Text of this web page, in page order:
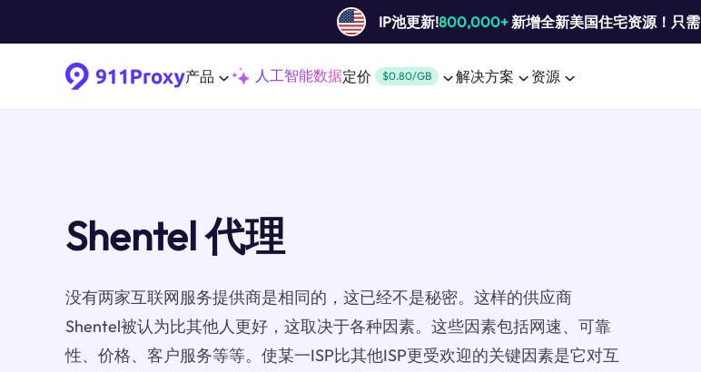
IP池更新!800,000+新增全新美国住宅资源！只需
产品 人工智能数据定价 $0.80/GB 解决方案 资源
Shentel 代理
没有两家互联网服务提供商是相同的，这已经不是秘密。这样的供应商
Shentel被认为比其他人更好，这取决于各种因素。这些因素包括网速、可靠
性、价格、客户服务等等。使某一ISP比其他ISP更受欢迎的关键因素是它对互